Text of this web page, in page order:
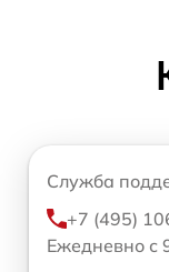
Служба
+7 (495)
Ежедневно с